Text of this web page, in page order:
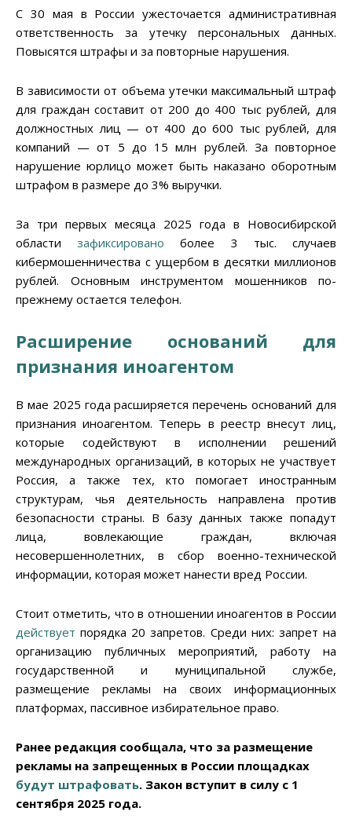
С 30 мая в России ужесточается административная
ответственность за утечку персональных данных.
Повысятся штрафы и за повторные нарушения.
В зависимости от объема утечки максимальный штраф
для граждан составит от 200 до 400 тыс рублей, для
должностных лиц — от 400 до 600 тыс рублей, для
компаний — от 5 до 15 млн рублей. За повторное
нарушение юрлицо может быть наказано оборотным
штрафом в размере до 3% выручки.
За три первых месяца 2025 года в Новосибирской
областизафиксировано более 3 тыс. случаев
кибермошенничества с ущербом в десятки миллионов
рублей. Основным инструментом мошенников по-
прежнему остается телефон.
Расширение оснований для
признания иноагентом
В мае 2025 года расширяется перечень оснований для
признания иноагентом. Теперь в реестр внесут лиц,
которые содействуют в исполнении решений
международных организаций, в которых не участвует
Россия, а также тех, кто помогает иностранным
структурам, чья деятельность направлена против
безопасности страны. В базу данных также попадут
лица, вовлекающие граждан, включая
несовершеннолетних, в сбор военно-технической
информации, которая может нанести вред России.
Стоит отметить, что в отношении иноагентов в России
действует порядка 20 запретов. Среди них: запрет на
организацию публичных мероприятий, работу на
государственной и муниципальной службе,
размещение рекламы на своих информационных
платформах, пассивное избирательное право.
Ранее редакция сообщала, что за размещение
рекламы на запрещенных в России площадках
будут штрафовать. Закон вступит в силу с 1
сентября 2025 года.